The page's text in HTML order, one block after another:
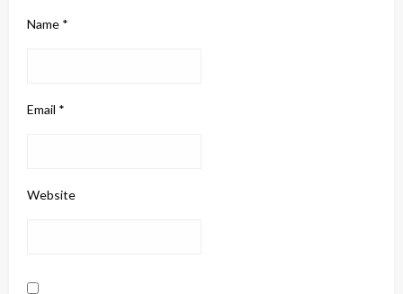
Name *
Email *
Website